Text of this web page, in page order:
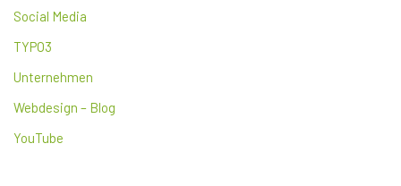
Social Media
TYPO3
Unternehmen
Webdesign – Blog
YouTube